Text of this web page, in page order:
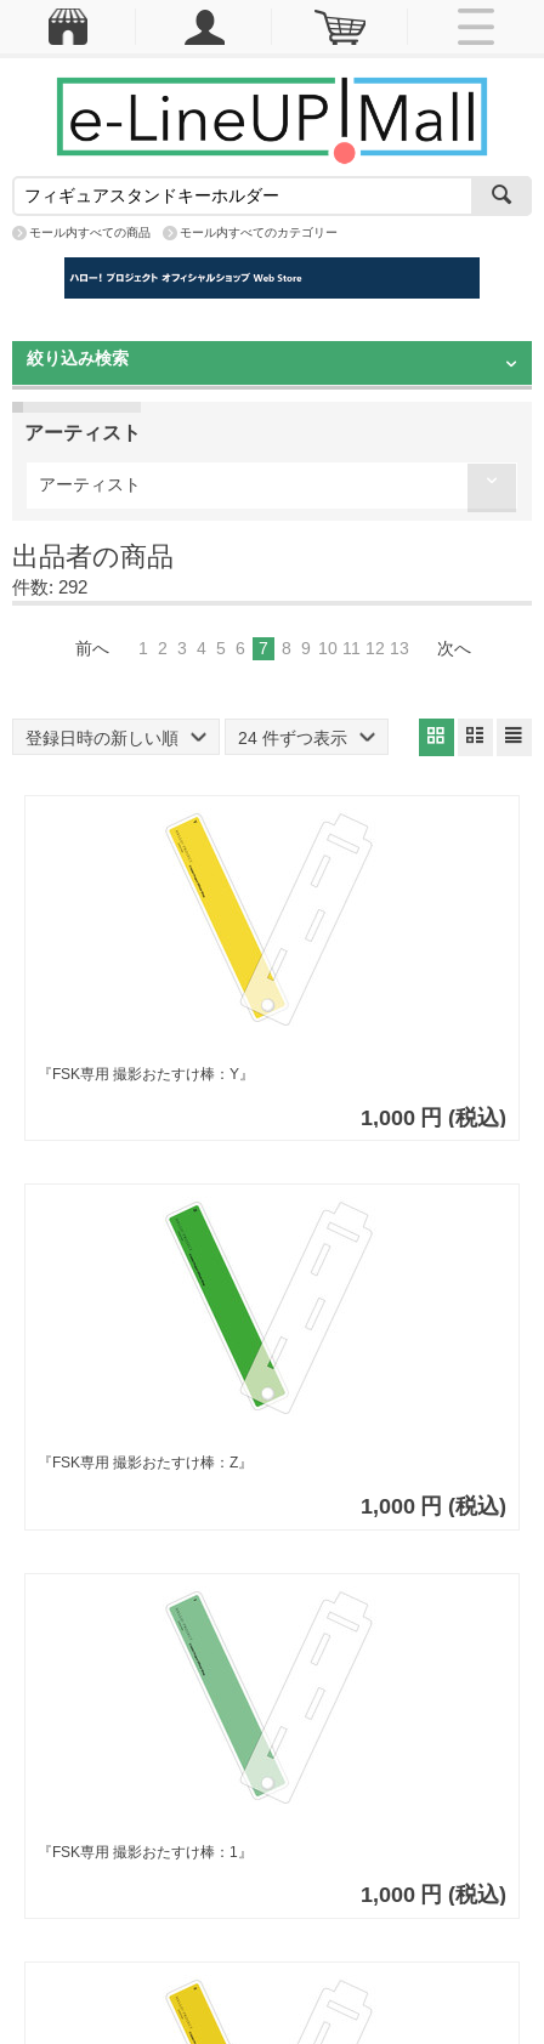
モール内すべての商品 モール内すべてのカテゴリー
絞り込み検索
アーティスト
アーティスト
出品者の商品
件数: 292
前へ 1 2 3 4 5 6 7 8 9 10 11 12 13 次へ
登録日時の新しい順 24 件ずつ表示
『FSK専用 撮影おたすけ棒：Y』
1,000 円 (税込)
『FSK専用 撮影おたすけ棒：Z』
1,000 円 (税込)
『FSK専用 撮影おたすけ棒：1』
1,000 円 (税込)